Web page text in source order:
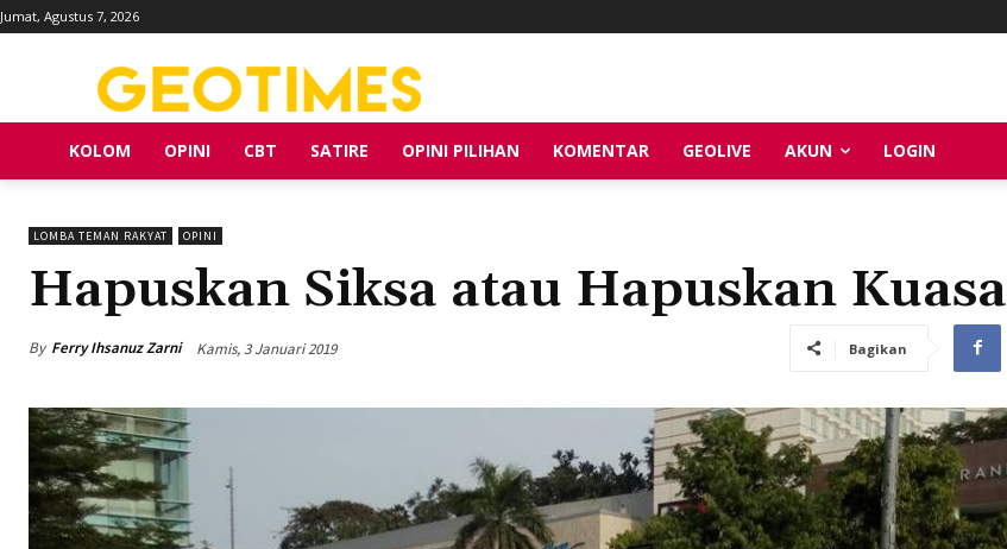
Jumat, Agustus 7, 2026
KOLOM OPINI CBT SATIRE OPINI PILIHAN KOMENTAR GEOLIVE AKUN LOGIN
LOMBA TEMAN RAKYAT OPINI
Hapuskan Siksa atau Hapuskan Kuasa
By Ferry Ihsanuz Zarni Kamis, 3 Januari 2019 Bagikan